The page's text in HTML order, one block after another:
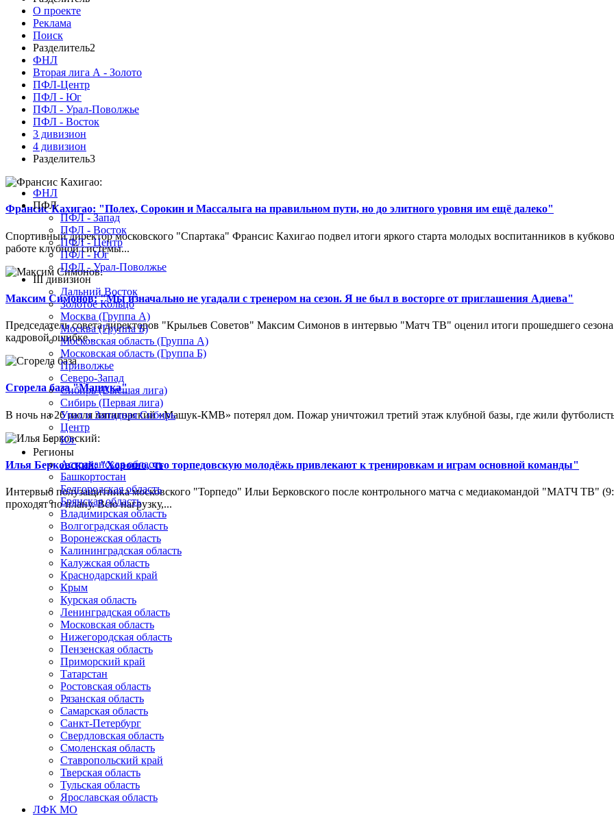
О проекте
Реклама
Поиск
Разделитель2
ФНЛ
Вторая лига А - Золото
ПФЛ-Центр
ПФЛ - Юг
ПФЛ - Урал-Поволжье
ПФЛ - Восток
3 дивизион
4 дивизион
Разделитель3
Франсис Кахигао: "Полех, Сорокин и Массалыга на правильном пути, но до элитного уровня им ещё далеко"
Спортивный директор московского "Спартака" Франсис Кахигао подвел итоги яркого старта молодых воспитанников в
работе клубной системы...
Максим Симонов: "Мы изначально не угадали с тренером на сезон. Я не был в восторге от приглашения Адиева"
Председатель совета директоров "Крыльев Советов" Максим Симонов в интервью "Матч ТВ" оценил итоги прошедшего сезона
кадровой ошибке...
Сгорела база "Машука"
В ночь на 26 июля пятигорский «Машук-КМВ» потерял дом. Пожар уничтожил третий этаж клубной базы, где жили
Илья Берковский: "Хорошо, что торпедовскую молодёжь привлекают к тренировкам и играм основной команды"
Интервью полузащитника московского "Торпедо" Ильи Берковского после контрольного матча с медиакомандой "МАТЧ ТВ"
проходят по плану. Всю нагрузку,...
ФНЛ
ПФЛ
ПФЛ - Запад
ПФЛ - Восток
ПФЛ - Центр
ПФЛ - Юг
ПФЛ - Урал-Поволжье
III дивизион
Дальний Восток
Золотое Кольцо
Москва (Группа А)
Москва (Группа Б)
Московская область (Группа А)
Московская область (Группа Б)
Приволжье
Северо-Запад
Сибирь (Высшая лига)
Сибирь (Первая лига)
Урал и Западная Сибирь
Центр
Юг
Регионы
Астраханская область
Башкортостан
Белгородская область
Брянская область
Владимирская область
Волгоградская область
Воронежская область
Калининградская область
Калужская область
Краснодарский край
Крым
Курская область
Ленинградская область
Московская область
Нижегородская область
Пензенская область
Приморский край
Татарстан
Ростовская область
Рязанская область
Самарская область
Санкт-Петербург
Свердловская область
Смоленская область
Ставропольский край
Тверская область
Тульская область
Ярославская область
ЛФК МО